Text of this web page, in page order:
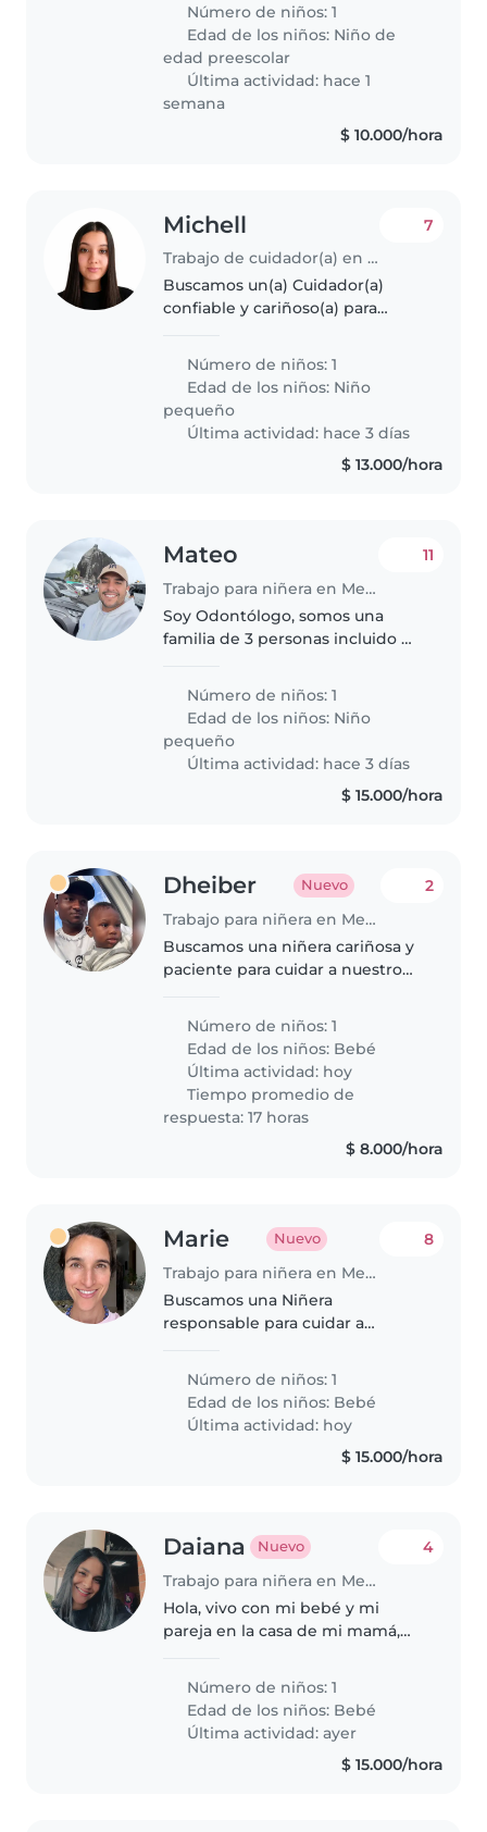
buscando una persona con
mucha empatía, paciencia y
buena energía para cuidar..
Número de niños: 1
Edad de los niños: Niño de
edad preescolar
Última actividad: hace 1
semana
$ 10.000/hora
Michell
Trabajo de cuidador(a) en Medellín
7
Buscamos un(a) Cuidador(a)
confiable y cariñoso(a) para
inagotable. Necesitamos alguien
que se sienta cómodo cocinando
para mí hijo, Conoce más de mí
en..
Número de niños: 1
Edad de los niños: Niño
pequeño
Última actividad: hace 3 días
$ 13.000/hora
Mateo
Trabajo para niñera en Medellín
11
Soy Odontólogo, somos una
familia de 3 personas incluido mi
muy inteligente y proactivo
Número de niños: 1
Edad de los niños: Niño
pequeño
Última actividad: hace 3 días
$ 15.000/hora
Dheiber Nuevo
Trabajo para niñera en Medellín
2
Buscamos una niñera cariñosa y
paciente para cuidar a nuestro
Prefiero que sepa cocinar ligero
y ayudar con las tareas escolares.
¡Entusiasta con niños..
Número de niños: 1
Edad de los niños: Bebé
Última actividad: hoy
Tiempo promedio de
respuesta: 17 horas
$ 8.000/hora
Marie Nuevo
Trabajo para niñera en Medellín
8
Buscamos una Niñera
responsable para cuidar a
inagotable y muy sociable. Ideal
si te gusta jugar y pasar tiempo
con bebés. Contáctanos para
coordinar.
Número de niños: 1
Edad de los niños: Bebé
Última actividad: hoy
$ 15.000/hora
Daiana Nuevo
Trabajo para niñera en Medellín
4
Hola, vivo con mi bebé y mi
pareja en la casa de mi mamá,
cuidado de mi bebé en las
tardes ya que estudio y mi pareja
trabaja...
Número de niños: 1
Edad de los niños: Bebé
Última actividad: ayer
$ 15.000/hora